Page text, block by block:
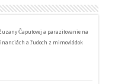
Čaputovej a parazitovanie na
a ľudoch z mimovládok